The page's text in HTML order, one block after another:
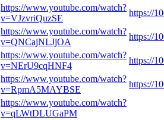
https://www.youtube.com/watch?
v=VJzvriQuzSE
https://
https://www.youtube.com/watch?
v=QNCajNLJjOA
https://
https://www.youtube.com/watch?
v=NErU9cqHNF4
https://
https://www.youtube.com/watch?
v=RpmA5MAYBSE
https://
https://www.youtube.com/watch?
v=qLWtDLUGaPM